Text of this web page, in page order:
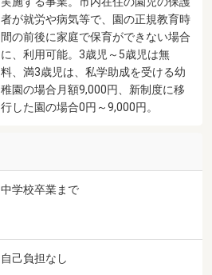
者が就労や病気等で、園の正規教育時
間の前後に家庭で保育ができない場合
に、利用可能。3歳児～5歳児は無
料、満3歳児は、私学助成を受ける幼
稚園の場合月額9,000円、新制度に移
行した園の場合0円～9,000円。
中学校卒業まで
自己負担なし